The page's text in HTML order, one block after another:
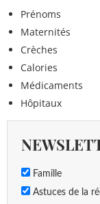
Prénoms
Maternités
Crèches
Calories
Médicaments
Hôpitaux
Famille
Astuces de la